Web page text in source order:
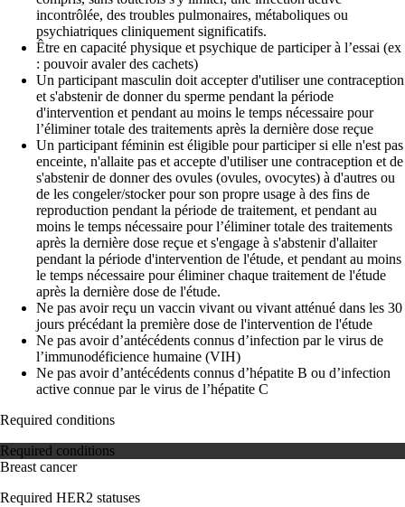
incontrôlée, des troubles pulmonaires, métaboliques ou
psychiatriques cliniquement significatifs.
Être en capacité physique et psychique de participer à l’essai (ex
: pouvoir avaler des cachets)
Un participant masculin doit accepter d'utiliser une contraception
et s'abstenir de donner du sperme pendant la période
d'intervention et pendant au moins le temps nécessaire pour
l’éliminer totale des traitements après la dernière dose reçue
Un participant féminin est éligible pour participer si elle n'est pas
enceinte, n'allaite pas et accepte d'utiliser une contraception et de
s'abstenir de donner des ovules (ovules, ovocytes) à d'autres ou
de les congeler/stocker pour son propre usage à des fins de
reproduction pendant la période de traitement, et pendant au
moins le temps nécessaire pour l’éliminer totale des traitements
après la dernière dose reçue et s'engage à s'abstenir d'allaiter
pendant la période d'intervention de l'étude, et pendant au moins
le temps nécessaire pour éliminer chaque traitement de l'étude
après la dernière dose de l'étude.
Ne pas avoir reçu un vaccin vivant ou vivant atténué dans les 30
jours précédant la première dose de l'intervention de l'étude
Ne pas avoir d’antécédents connus d’infection par le virus de
l’immunodéficience humaine (VIH)
Ne pas avoir d’antécédents connus d’hépatite B ou d’infection
active connue par le virus de l’hépatite C
Required conditions
Required conditions
Breast cancer
Required HER2 statuses